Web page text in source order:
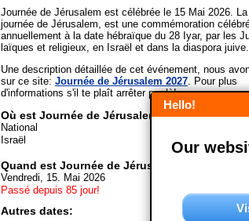
Journée de Jérusalem est célébrée le 15 Mai 2026. La
journée de Jérusalem, est une commémoration
annuellement à la date hébraïque du 28 Iyar, par les
laïques et religieux, en Israël et dans la diaspora juive.
Une description détaillée de cet événement, nous
sur ce site: Journée de Jérusalem 2027 . Pour plus
d'informations s'il te plaît arrêter par là!
Où est Journée de Jérusalem?
National
Israël
Quand est Journée de Jérusalem?
Vendredi, 15. Mai 2026
Passé depuis 85 jour!
Autres dates:
Hello!
Our